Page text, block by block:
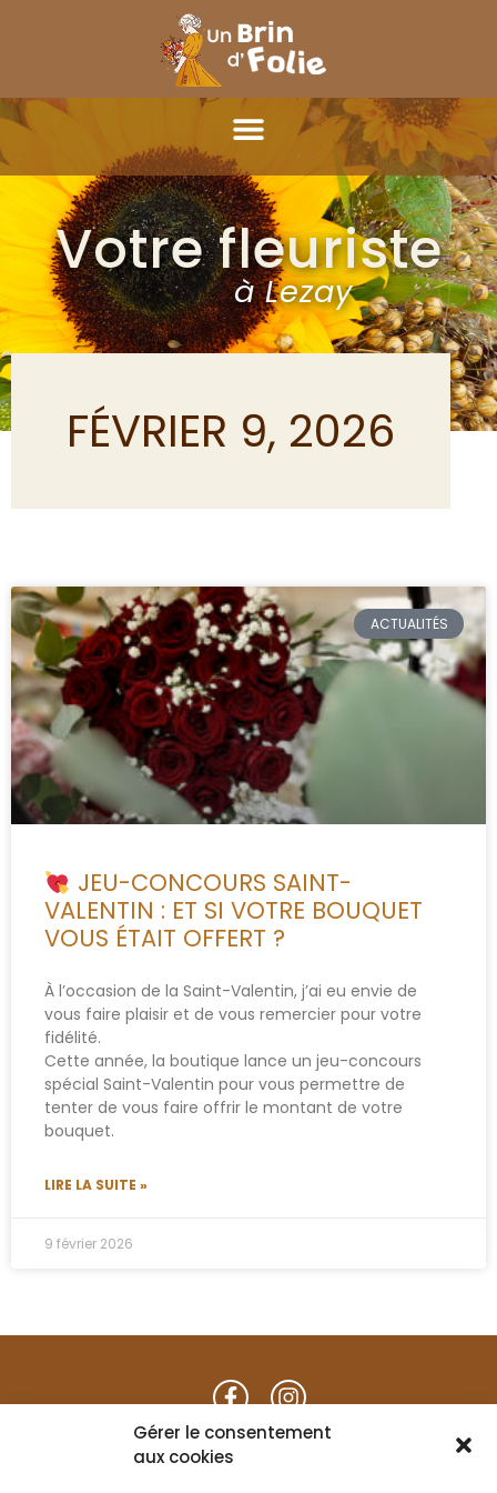
Gérer le consentement
aux cookies
Votre fleuriste
à Lezay
FÉVRIER 9, 2026
ACTUALITÉS
JEU-CONCOURS SAINT-
VALENTIN : ET SI VOTRE BOUQUET
VOUS ÉTAIT OFFERT ?
À l’occasion de la Saint-Valentin, j’ai eu envie de
vous faire plaisir et de vous remercier pour votre
fidélité.
Cette année, la boutique lance un jeu-concours
spécial Saint-Valentin pour vous permettre de
tenter de vous faire offrir le montant de votre
bouquet.
LIRE LA SUITE »
9 février 2026
du mardi au samedi :
9h30 à 12h00 / 14h30 à 19h00